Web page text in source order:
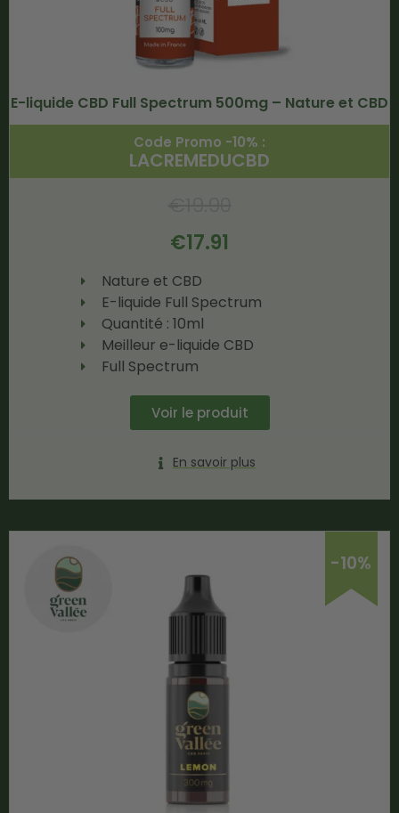
E-liquide CBD Full Spectrum 500mg – Nature et CBD
Code Promo -10% :
LACREMEDUCBD
€17.91
Nature et CBD
E-liquide Full Spectrum
Quantité : 10ml
Meilleur e-liquide CBD
Full Spectrum
Voir le produit
En savoir plus
-10%